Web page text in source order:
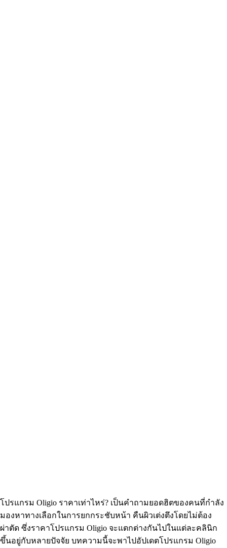
โปรแกรม Oligio ราคาเท่าไหร่? เป็นคำถามยอดฮิตของคนที่กำลัง
มองหาทางเลือกในการยกกระชับหน้า คืนผิวเต่งตึงโดยไม่ต้อง
ผ่าตัด ซึ่งราคาโปรแกรม Oligio จะแตกต่างกันไปในแต่ละคลินิก
ขึ้นอยู่กับหลายปัจจัย บทความนี้จะพาไปอัปเดตโปรแกรม Oligio